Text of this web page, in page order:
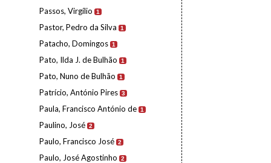
Passos, Virgílio 1
Pastor, Pedro da Silva 1
Patacho, Domingos 1
Pato, Ilda J. de Bulhão 1
Pato, Nuno de Bulhão 1
Patrício, António Pires 3
Paula, Francisco António de 1
Paulino, José 2
Paulo, Francisco José 2
Paulo, José Agostinho 2